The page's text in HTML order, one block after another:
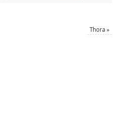
Thora »